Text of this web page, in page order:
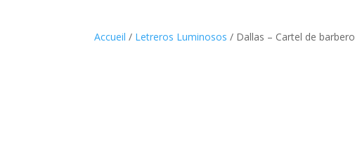
Accueil / Letreros Luminosos / Dallas – Cartel de barbero